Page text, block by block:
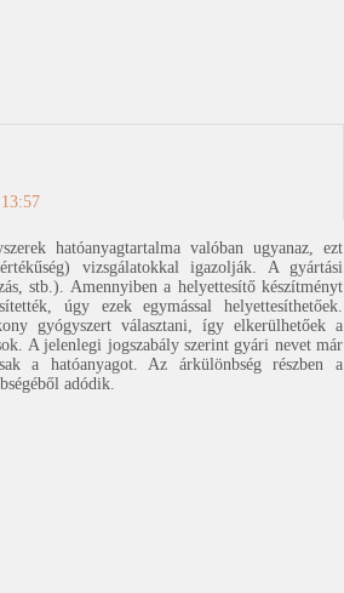
hatóanyagtartalma valóban ugyanaz, ezt
vizsgálatokkal igazolják. A gyártási
stb.). Amennyiben a helyettesítő készítményt
úgy ezek egymással helyettesíthetőek.
gyógyszert választani, így elkerülhetőek a
A jelenlegi jogszabály szerint gyári nevet már
a hatóanyagot. Az árkülönbség részben a
adódik.